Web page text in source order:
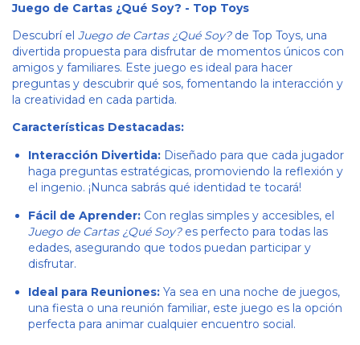
Juego de Cartas ¿Qué Soy? - Top Toys
Descubrí el Juego de Cartas ¿Qué Soy?de Top Toys, una
divertida propuesta para disfrutar de momentos únicos con
amigos y familiares. Este juego es ideal para hacer
preguntas y descubrir qué sos, fomentando la interacción y
la creatividad en cada partida.
Características Destacadas:
Interacción Divertida: Diseñado para que cada jugador
haga preguntas estratégicas, promoviendo la reflexión y
el ingenio. ¡Nunca sabrás qué identidad te tocará!
Fácil de Aprender: Con reglas simples y accesibles, el
Juego de Cartas ¿Qué Soy?es perfecto para todas las
edades, asegurando que todos puedan participar y
disfrutar.
Ideal para Reuniones: Ya sea en una noche de juegos,
una fiesta o una reunión familiar, este juego es la opción
perfecta para animar cualquier encuentro social.